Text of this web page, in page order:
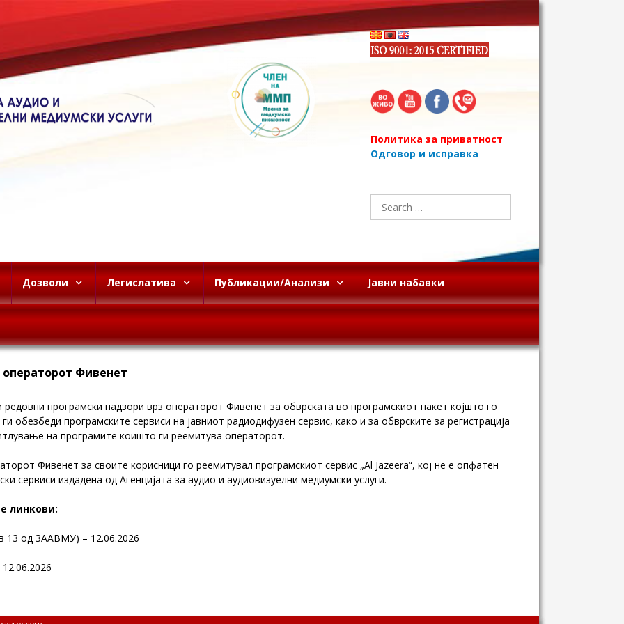
Политика за приватност
Одговор и исправка
Search
for:
Дозволи Легислатива Публикации/Анализи Јавни набавки
Фивенет
редовни програмски надзори врз операторот Фивенет за обврската во програмскиот пакет којшто го
обезбеди програмските сервиси на јавниот радиодифузен сервис, како и за обврските за регистрација
на програмите коишто ги реемитува операторот.
Фивенет за своите корисници гo реемитувал програмскиот сервис „Al Jazeera“, коj не е опфатен
сервиси издадена од Агенцијата за аудио и аудиовизуелни медиумски услуги.
линкови:
13 од ЗААВМУ) – 12.06.2026